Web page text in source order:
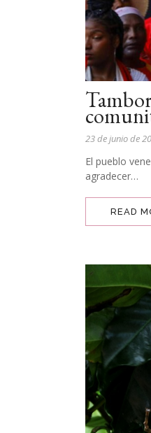
23 de junio de
El pueblo
agradecer…
READ